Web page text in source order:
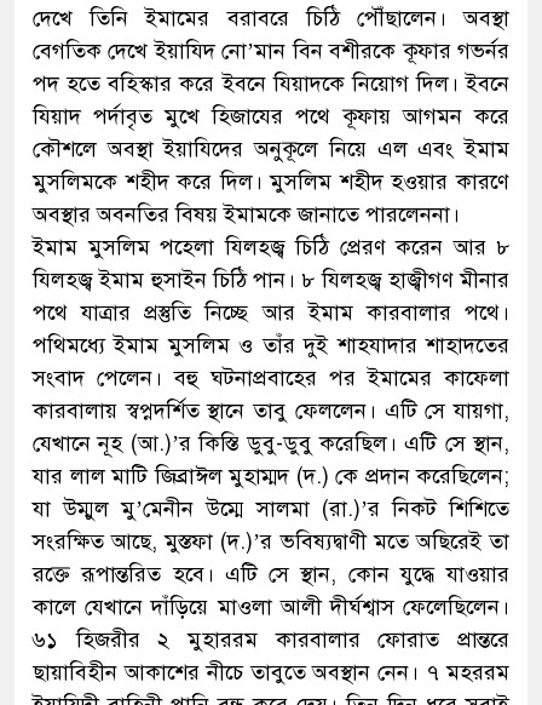
দেখে তিনি ইমামের বরাবরে চিঠি পৌঁছালেন। অবস্থা
বেগতিক দেখে ইয়াযিদ নো’মান বিন বশীরকে কূফার গভর্নর
পদ হতে বহিস্কার করে ইবনে যিয়াদকে নিয়োগ দিল। ইবনে
যিয়াদ পর্দাবৃত মুখে হিজাযের পথে কূফায় আগমন করে
কৌশলে অবস্থা ইয়াযিদের অনুকূলে নিয়ে এল এবং ইমাম
মুসলিমকে শহীদ করে দিল। মুসলিম শহীদ হওয়ার কারণে
অবস্থার অবনতির বিষয় ইমামকে জানাতে পারলেননা।
ইমাম মুসলিম পহেলা যিলহজ্ব চিঠি প্রেরণ করেন আর ৮
যিলহজ্ব ইমাম হুসাইন চিঠি পান। ৮ যিলহজ্ব হাজ্বীগণ মীনার
পথে যাত্রার প্রস্তুতি নিচ্ছে আর ইমাম কারবালার পথে।
পথিমধ্যে ইমাম মুসলিম ও তাঁর দুই শাহযাদার শাহাদতের
সংবাদ পেলেন। বহু ঘটনাপ্রবাহের পর ইমামের কাফেলা
কারবালায় স্বপ্নদর্শিত স্থানে তাবু ফেললেন। এটি সে যায়গা,
যেখানে নূহ (আ.)’র কিস্তি ডুবু-ডুবু করেছিল। এটি সে স্থান,
যার লাল মাটি জিব্রাঈল মুহাম্মদ (দ.) কে প্রদান করেছিলেন;
যা উম্মুল মু’মেনীন উম্মে সালমা (রা.)’র নিকট শিশিতে
সংরক্ষিত আছে, মুস্তফা (দ.)’র ভবিষ্যদ্বাণী মতে অছিরেই তা
রক্তে রূপান্তরিত হবে। এটি সে স্থান, কোন যুদ্ধে যাওয়ার
কালে যেখানে দাঁড়িয়ে মাওলা আলী দীর্ঘশ্বাস ফেলেছিলেন।
৬১ হিজরীর ২ মুহাররম কারবালার ফোরাত প্রান্তরে
ছায়াবিহীন আকাশের নীচে তাবুতে অবস্থান নেন। ৭ মহররম